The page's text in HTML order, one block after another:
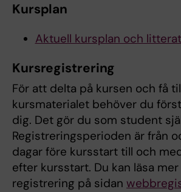
Kursplan
Aktuell kursplan och
Kursregistrering
För att delta på kursen och få
kursmaterialet behöver du
dig. Det gör du som student
Registreringsperioden är från
dagar före kursstart till och
efter kursstart. Du kan läsa
registrering på sidan